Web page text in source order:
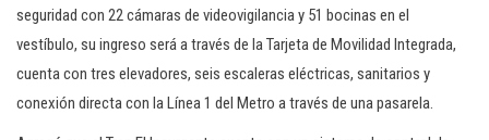
seguridad con 22 cámaras de videovigilancia y 51 bocinas en el
vestíbulo, su ingreso será a través de la Tarjeta de Movilidad Integrada,
cuenta con tres elevadores, seis escaleras eléctricas, sanitarios y
conexión directa con la Línea 1 del Metro a través de una pasarela.